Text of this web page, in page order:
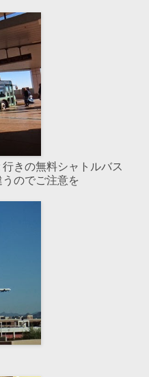
きの無料シャトルバス
のでご注意を